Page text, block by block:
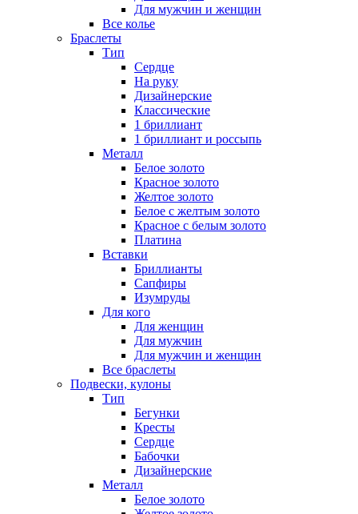
Для мужчин и женщин
Все колье
Браслеты
Тип
Сердце
На руку
Дизайнерские
Классические
1 бриллиант
1 бриллиант и россыпь
Металл
Белое золото
Красное золото
Желтое золото
Белое с желтым золото
Красное с белым золото
Платина
Вставки
Бриллианты
Сапфиры
Изумруды
Для кого
Для женщин
Для мужчин
Для мужчин и женщин
Все браслеты
Подвески, кулоны
Тип
Бегунки
Кресты
Сердце
Бабочки
Дизайнерские
Металл
Белое золото